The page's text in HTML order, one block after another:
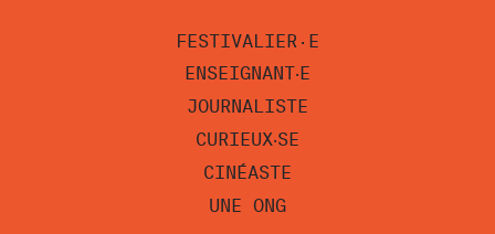
FESTIVALIER·E
ENSEIGNANT‧E
JOURNALISTE
CURIEUX‧SE
CINÉASTE
UNE ONG